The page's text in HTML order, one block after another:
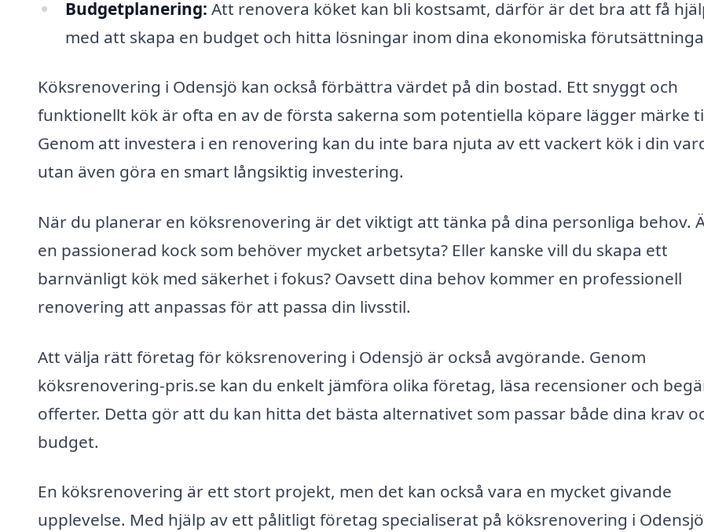
Budgetplanering: Att renovera köket kan bli kostsamt, därför är det bra att få
med att skapa en budget och hitta lösningar inom dina ekonomiska
Köksrenovering i Odensjö kan också förbättra värdet på din bostad. Ett snyggt och
funktionellt kök är ofta en av de första sakerna som potentiella köpare lägger märke
Genom att investera i en renovering kan du inte bara njuta av ett vackert kök i din
utan även göra en smart långsiktig investering.
När du planerar en köksrenovering är det viktigt att tänka på dina personliga behov.
en passionerad kock som behöver mycket arbetsyta? Eller kanske vill du skapa ett
barnvänligt kök med säkerhet i fokus? Oavsett dina behov kommer en professionell
renovering att anpassas för att passa din livsstil.
Att välja rätt företag för köksrenovering i Odensjö är också avgörande. Genom
köksrenovering-pris.se kan du enkelt jämföra olika företag, läsa recensioner och
offerter. Detta gör att du kan hitta det bästa alternativet som passar både dina krav
budget.
En köksrenovering är ett stort projekt, men det kan också vara en mycket givande
upplevelse. Med hjälp av ett pålitligt företag specialiserat på köksrenovering i